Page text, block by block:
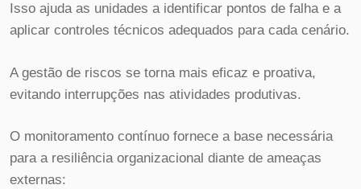
Isso ajuda as unidades a identificar pontos de falha e a
aplicar controles técnicos adequados para cada cenário.
A gestão de riscos se torna mais eficaz e proativa,
evitando interrupções nas atividades produtivas.
O monitoramento contínuo fornece a base necessária
para a resiliência organizacional diante de ameaças
externas: